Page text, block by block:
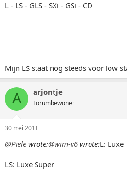
L - LS - GLS - SXi - GSi - CD
Mijn LS staat nog steeds voor low
A arjontje
Forumbewoner
30 mei 2011
@Piele wrote:@wim-v6 wrote:L: Luxe
LS: Luxe Super